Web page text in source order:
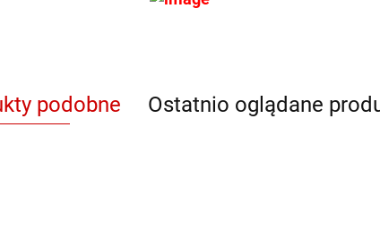
podobne Ostatnio oglądane